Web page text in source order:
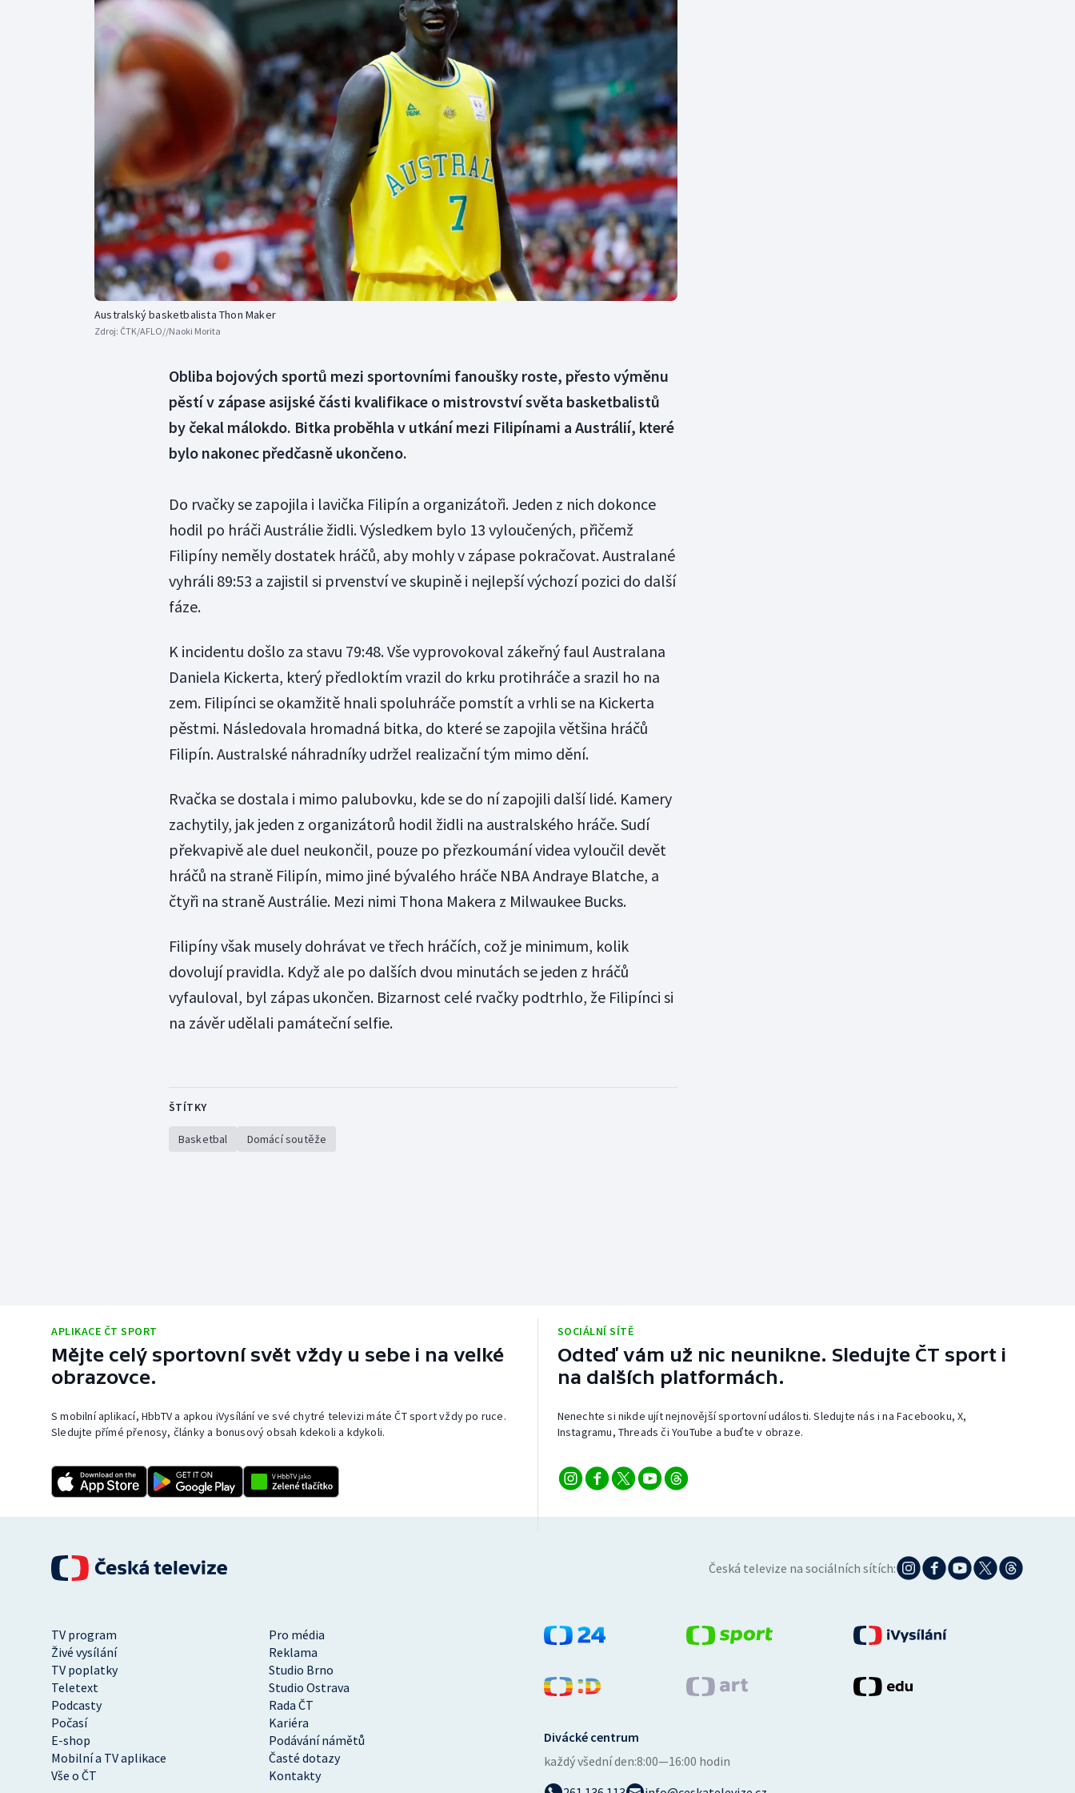
Curling
Dostihy
Florbal
Futsal
Golf
Gymnastika
Moderní pětiboj
Motorsport
Olympijské hry
Parasport
Plavání
Plážový volejbal
Triatlon
Veslování
Vodní slalom
Volejbal
Ostatní
Australský basketbalista Thon Maker
Zdroj: ČTK/AFLO//Naoki Morita
Obliba bojových sportů mezi sportovními fanoušky roste, přesto výměnu
pěstí v zápase asijské části kvalifikace o mistrovství světa basketbalistů
by čekal málokdo. Bitka proběhla v utkání mezi Filipínami a Austrálií, které
bylo nakonec předčasně ukončeno.
Do rvačky se zapojila i lavička Filipín a organizátoři. Jeden z nich dokonce
hodil po hráči Austrálie židli. Výsledkem bylo 13 vyloučených, přičemž
Filipíny neměly dostatek hráčů, aby mohly v zápase pokračovat. Australané
vyhráli 89:53 a zajistil si prvenství ve skupině i nejlepší výchozí pozici do další
fáze.
K incidentu došlo za stavu 79:48. Vše vyprovokoval zákeřný faul Australana
Daniela Kickerta, který předloktím vrazil do krku protihráče a srazil ho na
zem. Filipínci se okamžitě hnali spoluhráče pomstít a vrhli se na Kickerta
pěstmi. Následovala hromadná bitka, do které se zapojila většina hráčů
Filipín. Australské náhradníky udržel realizační tým mimo dění.
Rvačka se dostala i mimo palubovku, kde se do ní zapojili další lidé. Kamery
zachytily, jak jeden z organizátorů hodil židli na australského hráče. Sudí
překvapivě ale duel neukončil, pouze po přezkoumání videa vyloučil devět
hráčů na straně Filipín, mimo jiné bývalého hráče NBA Andraye Blatche, a
čtyři na straně Austrálie. Mezi nimi Thona Makera z Milwaukee Bucks.
Filipíny však musely dohrávat ve třech hráčích, což je minimum, kolik
dovolují pravidla. Když ale po dalších dvou minutách se jeden z hráčů
vyfauloval, byl zápas ukončen. Bizarnost celé rvačky podtrhlo, že Filipínci si
na závěr udělali památeční selfie.
ŠTÍTKY
Basketbal Domácí soutěže
APLIKACE ČT SPORT
Mějte celý sportovní svět vždy u sebe i na velké
obrazovce.
S mobilní aplikací, HbbTV a apkou iVysílání ve své chytré televizi máte ČT sport vždy po ruce.
Sledujte přímé přenosy, články a bonusový obsah kdekoli a kdykoli.
SOCIÁLNÍ SÍTĚ
Odteď vám už nic neunikne. Sledujte ČT sport i
na dalších platformách.
Nenechte si nikde ujít nejnovější sportovní události. Sledujte nás i na Facebooku, X,
Instagramu, Threads či YouTube a buďte v obraze.
Česká televize na sociálních sítích:
TV program
Pro média
Živé vysílání
Reklama
TV poplatky
Studio Brno
Teletext
Studio Ostrava
Podcasty
Rada ČT
Počasí
Kariéra
E-shop
Podávání námětů
Mobilní a TV aplikace
Časté dotazy
Vše o ČT
Kontakty
Divácké centrum
každý všední den:8:00—16:00 hodin